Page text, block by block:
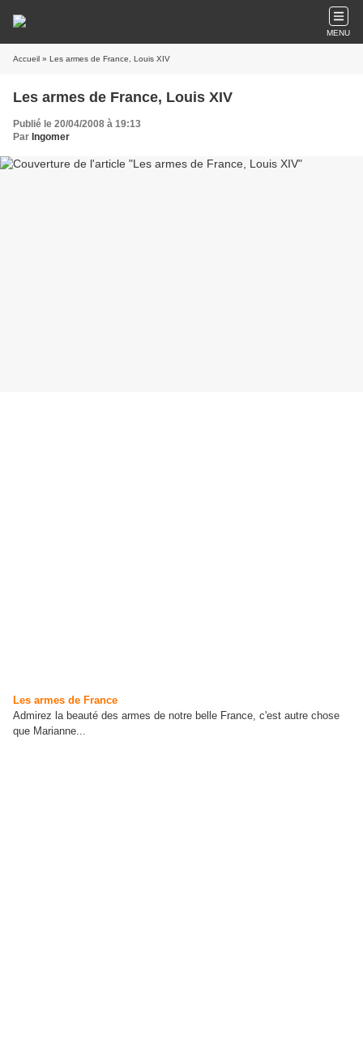
MENU
Accueil » Les armes de France, Louis XIV
Les armes de France, Louis XIV
Publié le 20/04/2008 à 19:13
Par Ingomer
Les armes de France
Admirez la beauté des armes de notre belle France, c'est autre chose
que Marianne...